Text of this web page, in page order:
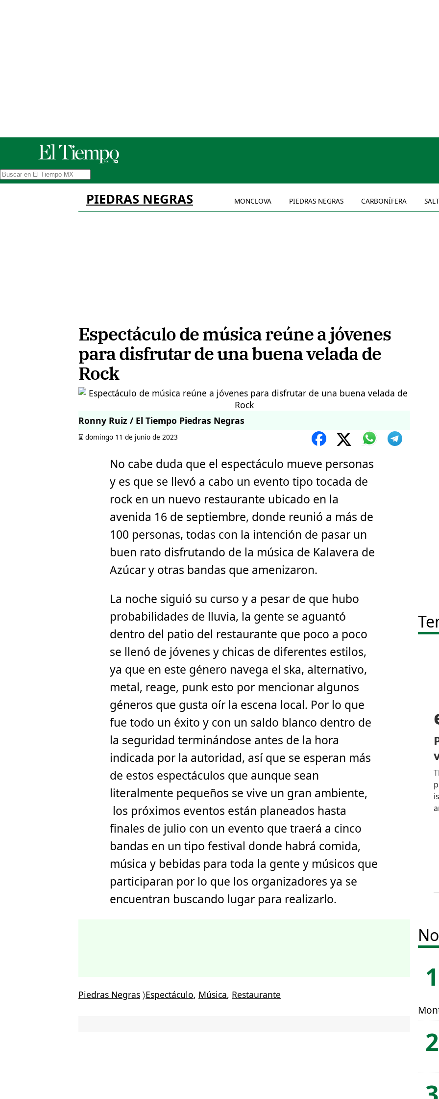
PIEDRAS NEGRAS MONCLOVA PIEDRAS NEGRAS CARBONÍFERA
Espectáculo de música reúne a jóvenes
para disfrutar de una buena velada de
Rock
Ronny Ruiz / El Tiempo Piedras Negras
⌛️ domingo 11 de junio de 2023
No cabe duda que el espectáculo mueve personas
y es que se llevó a cabo un evento tipo tocada de
rock en un nuevo restaurante ubicado en la
avenida 16 de septiembre, donde reunió a más de
100 personas, todas con la intención de pasar un
buen rato disfrutando de la música de Kalavera de
Azúcar y otras bandas que amenizaron.
La noche siguió su curso y a pesar de que hubo
probabilidades de lluvia, la gente se aguantó
dentro del patio del restaurante que poco a poco
se llenó de jóvenes y chicas de diferentes estilos,
ya que en este género navega el ska, alternativo,
metal, reage, punk esto por mencionar algunos
géneros que gusta oír la escena local. Por lo que
fue todo un éxito y con un saldo blanco dentro de
la seguridad terminándose antes de la hora
indicada por la autoridad, así que se esperan más
de estos espectáculos que aunque sean
literalmente pequeños se vive un gran ambiente,
los próximos eventos están planeados hasta
finales de julio con un evento que traerá a cinco
bandas en un tipo festival donde habrá comida,
música y bebidas para toda la gente y músicos que
participaran por lo que los organizadores ya se
encuentran buscando lugar para realizarlo.
Piedras Negras 〉Espectáculo, Música, Restaurante